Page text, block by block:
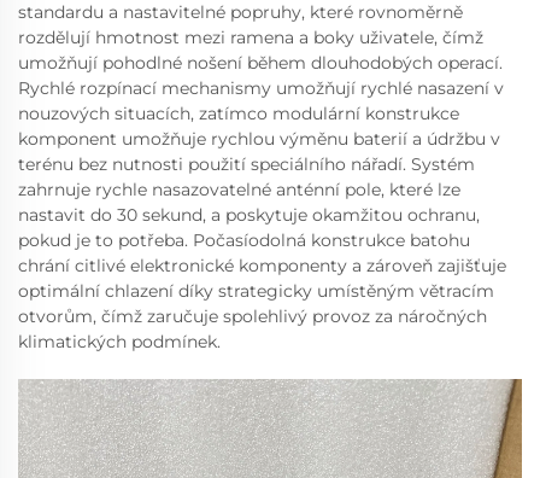
standardu a nastavitelné popruhy, které rovnoměrně
rozdělují hmotnost mezi ramena a boky uživatele, čímž
umožňují pohodlné nošení během dlouhodobých operací.
Rychlé rozpínací mechanismy umožňují rychlé nasazení v
nouzových situacích, zatímco modulární konstrukce
komponent umožňuje rychlou výměnu baterií a údržbu v
terénu bez nutnosti použití speciálního nářadí. Systém
zahrnuje rychle nasazovatelné anténní pole, které lze
nastavit do 30 sekund, a poskytuje okamžitou ochranu,
pokud je to potřeba. Počasíodolná konstrukce batohu
chrání citlivé elektronické komponenty a zároveň zajišťuje
optimální chlazení díky strategicky umístěným větracím
otvorům, čímž zaručuje spolehlivý provoz za náročných
klimatických podmínek.